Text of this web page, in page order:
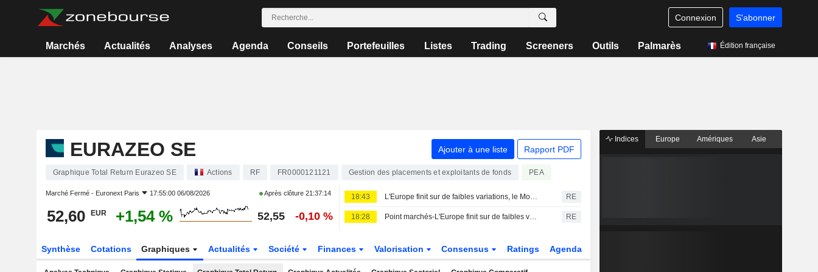
Connexion S'abonner
Marchés Actualités Analyses Agenda Conseils Portefeuilles Listes Trading Screeners Outils Palmarès Édition française
EURAZEO SE Ajouter à une liste Rapport PDF
Graphique Total Return Eurazeo SE Actions RF FR0000121121 Gestion des placements et exploitants de fonds PEA
Marché Fermé - Euronext Paris 17:55:00 06/08/2026 Après clôture 21:37:14
52,60 EUR +1,54 % 52,55 -0,10 %
18:43 L'Europe finit sur de faibles variations, le Moyen-Orient inquiète de nouveau RE
18:28 Point marchés-L'Europe finit sur de faibles variations, le Moyen-Orient inquiète de nouveau RE
Synthèse Cotations Graphiques Actualités Société Finances Valorisation Consensus Ratings Agenda
Indices Europe Amériques Asie